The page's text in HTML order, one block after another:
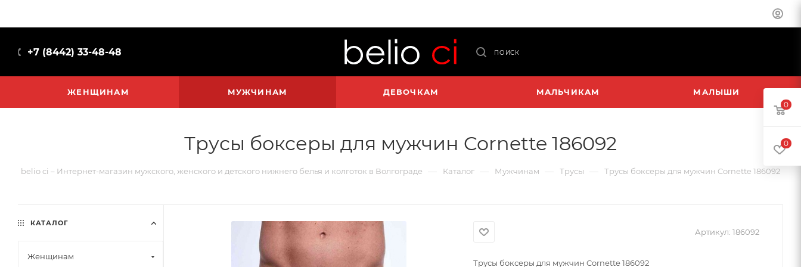
+7 (8442) 33-48-48 ПОИСК
ЖЕНЩИНАМ МУЖЧИНАМ ДЕВОЧКАМ МАЛЬЧИКАМ МАЛЫШИ
Трусы боксеры для мужчин Cornette 186092
belio ci – Интернет-магазин мужского, женского и детского нижнего белья и колготок в Волгограде — Каталог — Мужчинам — Трусы — Трусы боксеры для мужчин Cornette 186092
Артикул: 186092
Трусы боксеры для мужчин Cornette 186092
КАТАЛОГ
Женщинам
0
0